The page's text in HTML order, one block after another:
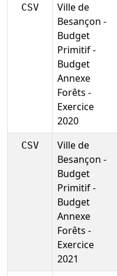
CSV
Ville de
Besançon -
Budget
Primitif -
Budget
Annexe
Forêts -
Exercice
2020
CSV
Ville de
Besançon -
Budget
Primitif -
Budget
Annexe
Forêts -
Exercice
2021